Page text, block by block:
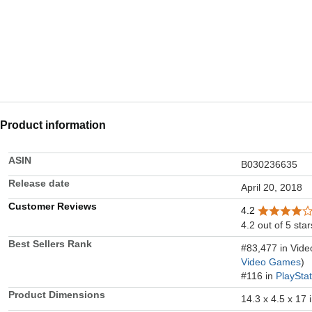
Product information
ASIN
B030236635
Release date
April 20, 2018
Customer Reviews
4.2
4.2 out of 5
Best Sellers Rank
#83,477 in
Video Games)
#116 in
Product Dimensions
14.3 x 4.5 x 17